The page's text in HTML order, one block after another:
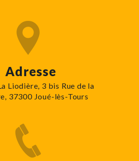
Adresse
Liodière, 3 bis Rue de la
37300 Joué-lès-Tours